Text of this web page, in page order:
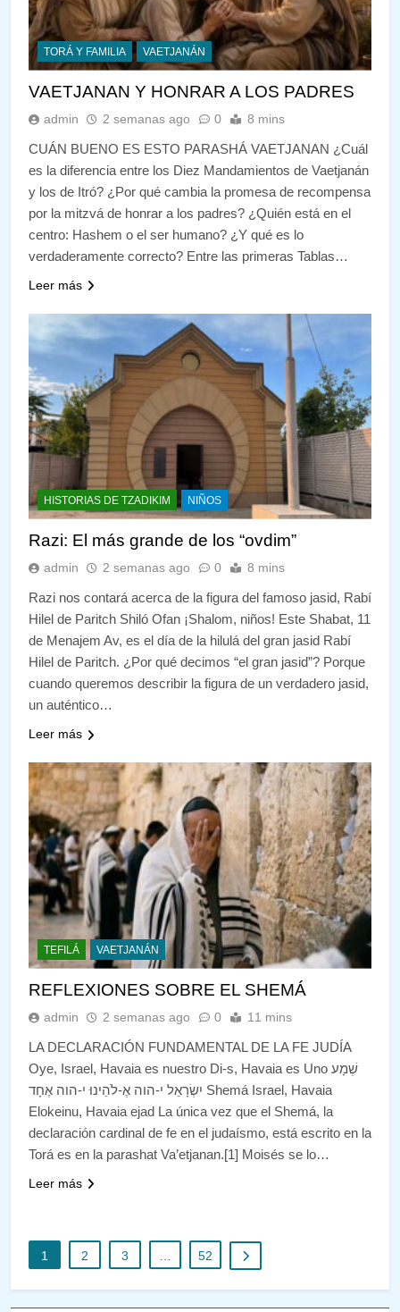
TORÁ Y FAMILIA VAETJANÁN
VAETJANAN Y HONRAR A LOS PADRES
admin 2 semanas ago 0 8 mins
CUÁN BUENO ES ESTO PARASHÁ VAETJANAN ¿Cuál
es la diferencia entre los Diez Mandamientos de Vaetjanán
y los de Itró? ¿Por qué cambia la promesa de recompensa
por la mitzvá de honrar a los padres? ¿Quién está en el
centro: Hashem o el ser humano? ¿Y qué es lo
verdaderamente correcto? Entre las primeras Tablas…
Leer más
HISTORIAS DE TZADIKIM NIÑOS
Razi: El más grande de los “ovdim”
admin 2 semanas ago 0 8 mins
Razi nos contará acerca de la figura del famoso jasid, Rabí
Hilel de Paritch Shiló Ofan ¡Shalom, niños! Este Shabat, 11
de Menajem Av, es el día de la hilulá del gran jasid Rabí
Hilel de Paritch. ¿Por qué decimos “el gran jasid”? Porque
cuando queremos describir la figura de un verdadero jasid,
un auténtico…
Leer más
TEFILÁ VAETJANÁN
REFLEXIONES SOBRE EL SHEMÁ
admin 2 semanas ago 0 11 mins
LA DECLARACIÓN FUNDAMENTAL DE LA FE JUDÍA
Oye, Israel, Havaia es nuestro Di-s, Havaia es Uno שְׁמָע
יִשְׂרָאֵל י-הוה אֶ-לֹהֵינוּ י-הוה אֶחָד Shemá Israel, Havaia
Elokeinu, Havaia ejad La única vez que el Shemá, la
declaración cardinal de fe en el judaísmo, está escrito en la
Torá es en la parashat Va’etjanan.[1] Moisés se lo…
Leer más
1 2 3 52